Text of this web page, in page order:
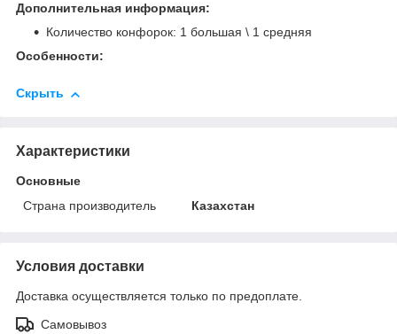
Дополнительная информация:
Количество конфорок: 1 большая \ 1 средняя
Особенности:
Скрыть
Характеристики
Основные
Страна производитель
Казахстан
Условия доставки
Доставка осуществляется только по предоплате.
Самовывоз